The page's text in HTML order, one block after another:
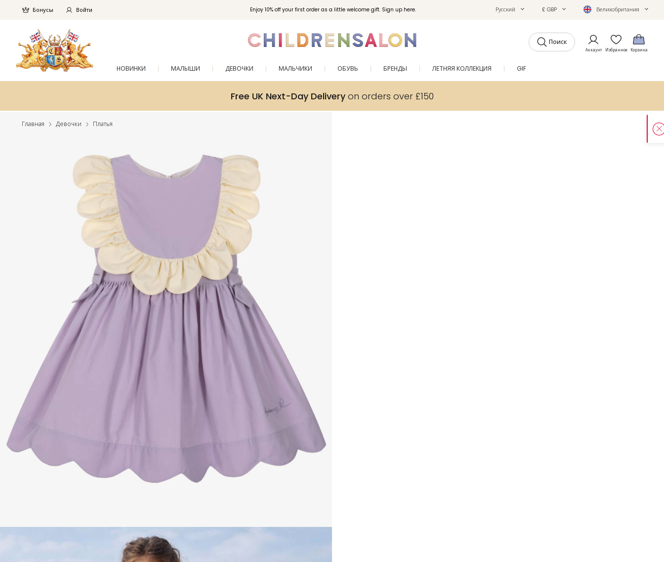
Enjoy 10% off your first order as a little welcome gift. Sign up here.
Бонусы Войти Русский £ GBP Великобритания
Поиск
Аккаунт Избранное Корзина
НОВИНКИ МАЛЫШИ ДЕВОЧКИ МАЛЬЧИКИ ОБУВЬ БРЕНДЫ ЛЕТНЯЯ КОЛЛЕКЦИЯ GIFTS
Free UK Next-Day Deliveryon orders over £150
Главная Девочки Платья